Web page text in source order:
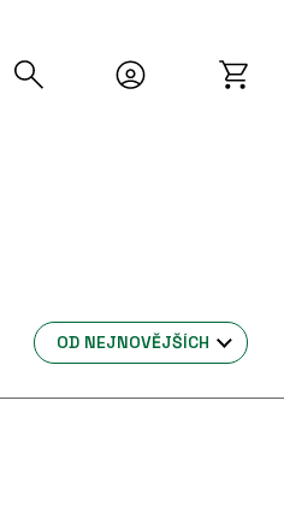
OD NEJNOVĚJŠÍCH